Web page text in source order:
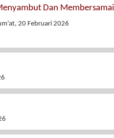
Dan Membersamai
20 Februari 2026